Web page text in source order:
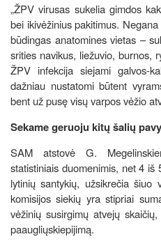
„ŽPV virusas sukelia gimdos
bei ikivėžinius pakitimus.
būdingas anatomines vietas –
srities navikus, liežuvio, burnos,
ŽPV infekcija siejami galvos-
dažniau nustatomi būtent
bent už pusę visų varpos vėžio
Sekame geruoju kitų šalių
SAM atstovė G.
statistiniais duomenimis, net 4
lytinių santykių, užsikrečia
komisijos siekių yra stipriai
vėžinių susirgimų atvejų
paaugliųskiepijimą.